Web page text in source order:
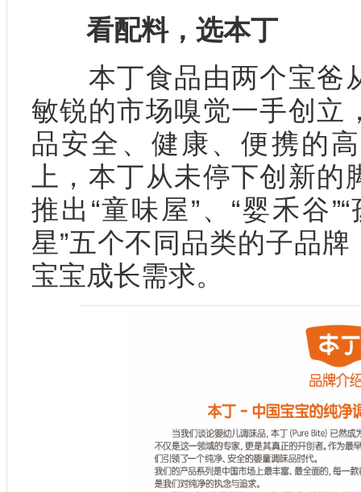
看配料，选本丁
本丁食品由两个宝爸
敏锐的市场嗅觉一手创立
品安全、健康、便携的
上，本丁从未停下创新
推出“童味屋”、“婴禾谷
星”五个不同品类的子品
宝宝成长需求。